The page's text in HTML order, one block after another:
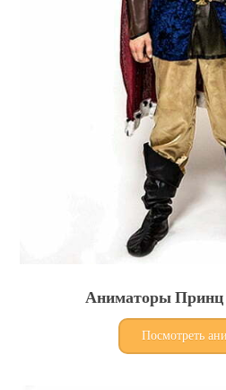
Аниматоры Принц
Посмотреть